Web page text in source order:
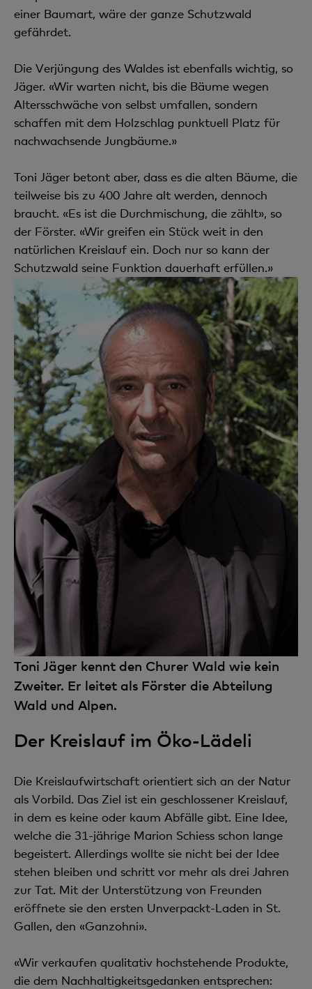
einer Baumart, wäre der ganze Schutzwald
gefährdet.
Die Verjüngung des Waldes ist ebenfalls wichtig, so
Jäger. «Wir warten nicht, bis die Bäume wegen
Altersschwäche von selbst umfallen, sondern
schaffen mit dem Holzschlag punktuell Platz für
nachwachsende Jungbäume.»
Toni Jäger betont aber, dass es die alten Bäume, die
teilweise bis zu 400 Jahre alt werden, dennoch
braucht. «Es ist die Durchmischung, die zählt», so
der Förster. «Wir greifen ein Stück weit in den
natürlichen Kreislauf ein. Doch nur so kann der
Schutzwald seine Funktion dauerhaft erfüllen.»
Toni Jäger kennt den Churer Wald wie kein
Zweiter. Er leitet als Förster die Abteilung
Wald und Alpen.
Der Kreislauf im Öko-Lädeli
Die Kreislaufwirtschaft orientiert sich an der Natur
als Vorbild. Das Ziel ist ein geschlossener Kreislauf,
in dem es keine oder kaum Abfälle gibt. Eine Idee,
welche die 31-jährige Marion Schiess schon lange
begeistert. Allerdings wollte sie nicht bei der Idee
stehen bleiben und schritt vor mehr als drei Jahren
zur Tat. Mit der Unterstützung von Freunden
eröffnete sie den ersten Unverpackt-Laden in St.
Gallen, den «Ganzohni».
«Wir verkaufen qualitativ hochstehende Produkte,
die dem Nachhaltigkeitsgedanken entsprechen: